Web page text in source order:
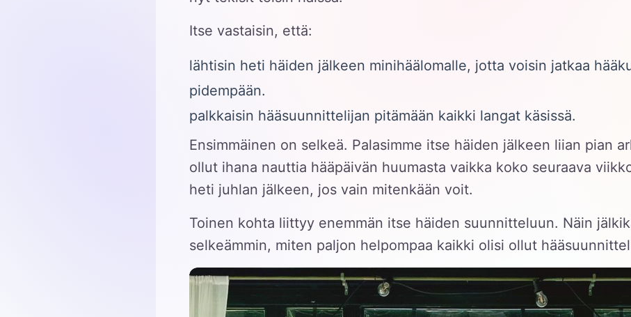
Itse vastaisin, että:
lähtisin heti häiden jälkeen minihäälomalle, jotta voisin jatkaa
pidempään.
palkkaisin hääsuunnittelijan pitämään kaikki langat käsissä.
Ensimmäinen on selkeä. Palasimme itse häiden jälkeen liian pian
ollut ihana nauttia hääpäivän huumasta vaikka koko seuraava
heti juhlan jälkeen, jos vain mitenkään voit.
Toinen kohta liittyy enemmän itse häiden suunnitteluun. Näin
selkeämmin, miten paljon helpompaa kaikki olisi ollut